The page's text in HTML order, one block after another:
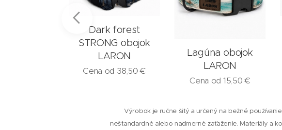
Dark forest
STRONG obojok
LARON
Cena od 38,50€
Lagúna obojok
LARON
Cena od 15,50€
Výrobok je ručne šitý a určený na bežné
neštandardné alebo nadmerné zaťaženie. Materiály a